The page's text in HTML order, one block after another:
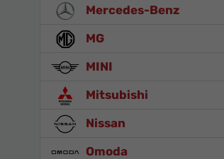
Mercedes-Benz
MG
MINI
Mitsubishi
Nissan
Omoda